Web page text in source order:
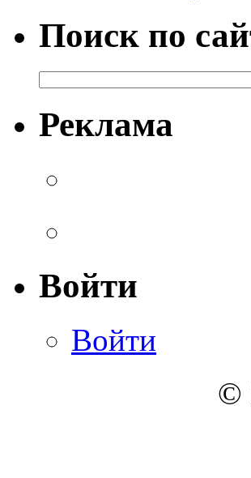
Поиск по
Реклама
Войти
Войти
©